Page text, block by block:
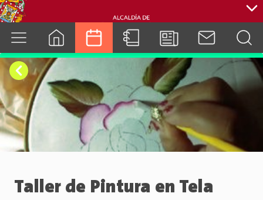
cuenca.gob.ec
Taller de Pintura en Tela